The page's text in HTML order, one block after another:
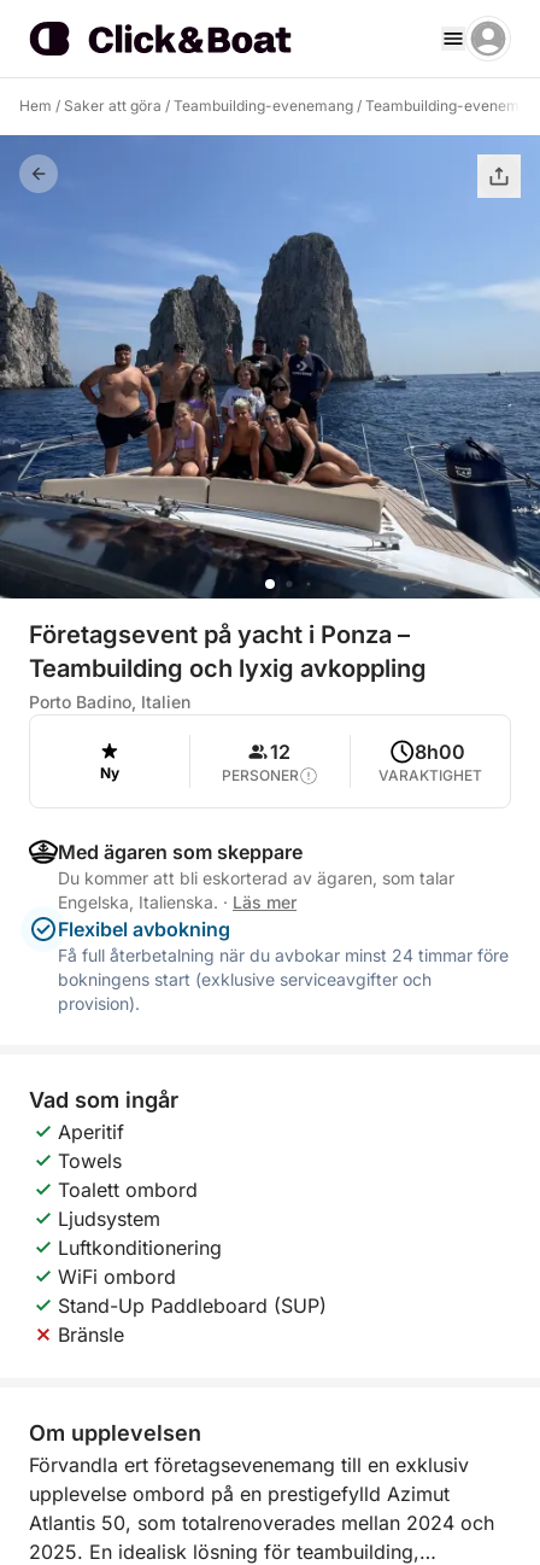
Hem / Saker att göra / Teambuilding-evenemang / Teambuilding-
Företagsevent på yacht i Ponza –
Teambuilding och lyxig avkoppling
Porto Badino, Italien
Ny
12
PERSONER
8h00
VARAKTIGHET
Med ägaren som skeppare
Du kommer att bli eskorterad av ägaren, som talar
Engelska, Italienska. · Läs mer
Flexibel avbokning
Få full återbetalning när du avbokar minst 24 timmar före
bokningens start (exklusive serviceavgifter och
provision).
Vad som ingår
Aperitif
Towels
Toalett ombord
Ljudsystem
Luftkonditionering
WiFi ombord
Stand-Up Paddleboard (SUP)
Bränsle
Om upplevelsen
Förvandla ert företagsevenemang till en exklusiv
upplevelse ombord på en prestigefylld Azimut
Atlantis 50, som totalrenoverades mellan 2024 och
2025. En idealisk lösning för teambuilding,